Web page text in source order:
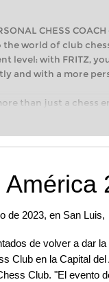
CHESS
the world of club
level: with FRITZ,
and with a more
than just a chess
taking your first
intelligently
de 2023, en San Luis,
de volver a dar
Club en la Capital
Club. "El evento